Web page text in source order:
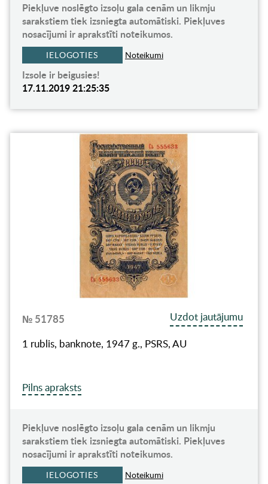
Piekļuve noslēgto izsoļu gala cenām un likmju
sarakstiem tiek izsniegta automātiski. Piekļuves
nosacījumi ir aprakstīti noteikumos.
IELOGOTIES Noteikumi
Izsole ir beigusies!
17.11.2019 21:25:35
№ 51785
Uzdot jautājumu
1 rublis, banknote, 1947 g., PSRS, AU
Pilns apraksts
Piekļuve noslēgto izsoļu gala cenām un likmju
sarakstiem tiek izsniegta automātiski. Piekļuves
nosacījumi ir aprakstīti noteikumos.
IELOGOTIES Noteikumi